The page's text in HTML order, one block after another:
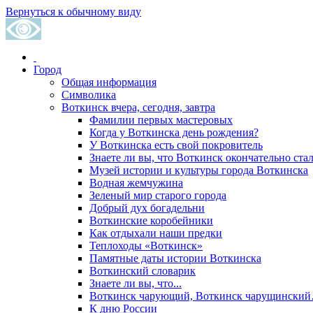
Вернуться к обычному виду
Город
Общая информация
Символика
Воткинск вчера, сегодня, завтра
Фамилии первых мастеровых
Когда у Воткинска день рождения?
У Воткинска есть свой покровитель
Знаете ли вы, что Воткинск окончательно
Музей истории и культуры города Воткинска
Водная жемчужина
Зеленый мир старого города
Добрый дух богадельни
Воткинские коробейники
Как отдыхали наши предки
Теплоходы «Воткинск»
Памятные даты истории Воткинска
Воткинский словарик
Знаете ли вы, что...
Воткинск чарующий, Воткинск
К дню России